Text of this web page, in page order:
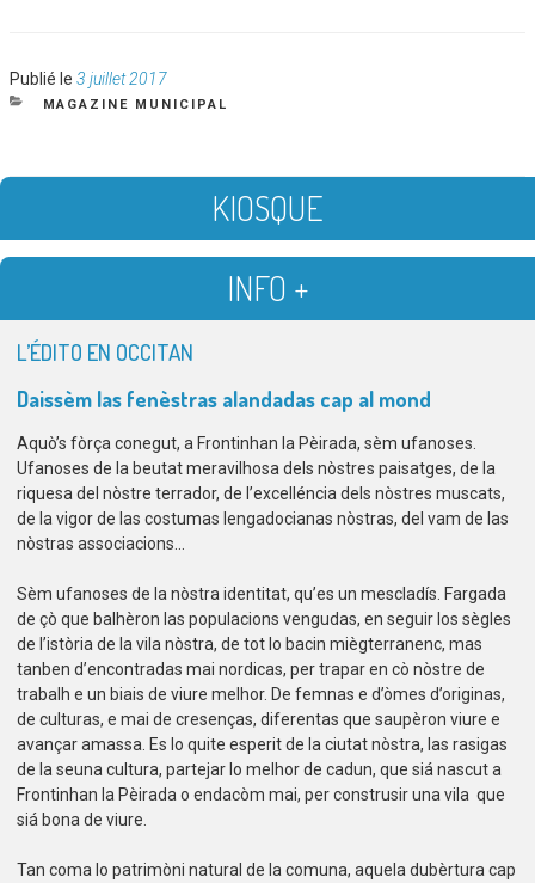
Publié le Publié
le
3 juillet 2017
CATÉGORIES
MAGAZINE MUNICIPAL
KIOSQUE
INFO +
L’ÉDITO EN OCCITAN
Daissèm las fenèstras alandadas cap al mond
Aquò’s fòrça conegut, a Frontinhan la Pèirada, sèm ufanoses.
Ufanoses de la beutat meravilhosa dels nòstres paisatges, de la
riquesa del nòstre terrador, de l’excelléncia dels nòstres muscats,
de la vigor de las costumas lengadocianas nòstras, del vam de las
nòstras associacions…
Sèm ufanoses de la nòstra identitat, qu’es un mescladís. Fargada
de çò que balhèron las populacions vengudas, en seguir los sègles
de l’istòria de la vila nòstra, de tot lo bacin miègterranenc, mas
tanben d’encontradas mai nordicas, per trapar en cò nòstre de
trabalh e un biais de viure melhor. De femnas e d’òmes d’originas,
de culturas, e mai de cresenças, diferentas que saupèron viure e
avançar amassa. Es lo quite esperit de la ciutat nòstra, las rasigas
de la seuna cultura, partejar lo melhor de cadun, que siá nascut a
Frontinhan la Pèirada o endacòm mai, per construsir una vila que
siá bona de viure.
Tan coma lo patrimòni natural de la comuna, aquela dubèrtura cap